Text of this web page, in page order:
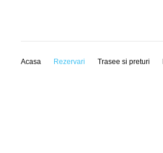
Acasa Rezervari Trasee si preturi